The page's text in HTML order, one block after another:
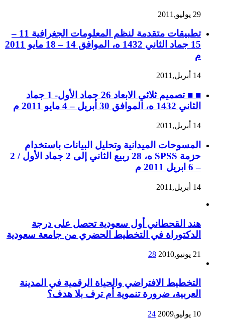
29 يوليو,2011
تطبيقات متقدمة لنظم المعلومات الجغرافية 11 –
15 جماد الثاني 1432 ه، الموافق 14 – 18 مايو 2011
م
14 أبريل,2011
■ ■ تصميم ثلاثي الابعاد 26 جماد الأول- 1 جماد
الثاني 1432 ه، الموافق 30 أبريل – 4 مايو 2011 م
14 أبريل,2011
المسوحات الميدانية وتحليل البيانات باستخدام
حزمة SPSS ه، 28 ربيع الثاني إلى 2 جماد الأول / 2
– 6 ابريل 2011 م
14 أبريل,2011
هند القحطاني أول سعودية تحصل على درجة
الدكتوراة في التخطيط الحضري من جامعة سعودية
21 يونيو,2010 28
التخطيط الافتراضي والحياة الرقمية في المدينة
العربية، ضرورة تنموية أم ترف بلا هدف؟
10 يوليو,2009 24